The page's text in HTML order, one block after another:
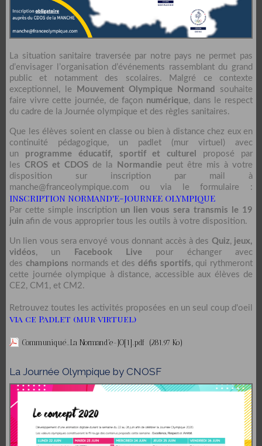
d’envisager l’organisation d’événements rassemblant du grand
public et notamment des scolaires. Malgré ce contexte
exceptionnel, le
M ouvement Olympique Normand
souhaite
faire vivre cette journée, de façon numérique, dans le respect
du cadre de la Journée olympique et des règles sanitaires.
Que les élèves soient en classe ou bien à distance chez eux en
continuité pédagogique, un padlet (mur virtuel) avec
un programme éducatif, sportif et culturel
proposé par
lesCROS et CDOS de la Normandiepeut être mis à votre
disposition sur inscription par mail à
manche@franceolympique.com ou via le formulaire :
INSCRIPTION NORMAND'E-JOURNEE OLYMPIQUE
Par cette simple inscription un lien vous sera transmis le 19
juin afin de vous approprier tous les outils à votre disposition.
Un lien vous sera envoyé vous donnant accès à des Quiz, jeux,
vidéos, un Facebook Live pour échanger avec
des champions normands et des défis sportifs, qui rythmeront
cette journée olympique à distance, accessible aux élèves de
CE2, CM1, et CM2.
Retrouvez toutes les activités proposées en un seul coup d'oeil
via ce Padlet (mur virtuel)
Communiqué_La Normand'e-JO[1].pdf (281.97 Ko)
La Journée Olympique by CNOSF